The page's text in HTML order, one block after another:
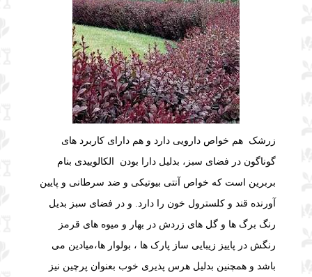
زرشک هم خواص دارویی دارد و هم دارای کاربرد های
گوناگون در فضای سبز، بدلیل دارا بودن الکالوییدی بنام
بربرین است که خواص آنتی بیوتیکی و ضد سرطانی و پایین
آورنده قند و کلسترول خون را دارد. و در فضای سبز بدیل
رنگ برگ ها و گل های زردش در بهار و میوه های قرمز
رنگش در پاییز زیبایی ساز پارک ها ، بولوار ها،میادین می
باشد و همچنین بدلیل هرس پذیری خوب بعنوان پرچین نیز